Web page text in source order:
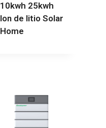
10kwh 25kwh
Ion de litio Solar
Home